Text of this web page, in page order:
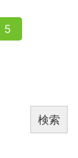
5
検索